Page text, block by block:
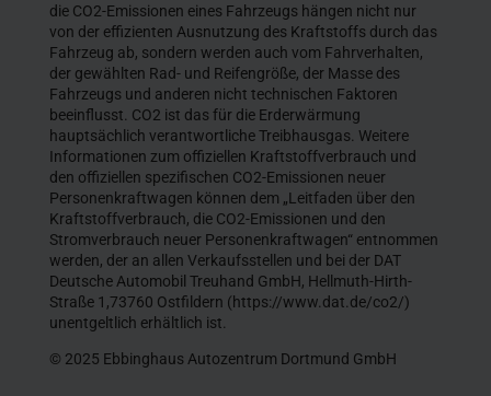
die CO2-Emissionen eines Fahrzeugs hängen nicht nur
von der effizienten Ausnutzung des Kraftstoffs durch das
Fahrzeug ab, sondern werden auch vom Fahrverhalten,
der gewählten Rad- und Reifengröße, der Masse des
Fahrzeugs und anderen nicht technischen Faktoren
beeinflusst. CO2 ist das für die Erderwärmung
hauptsächlich verantwortliche Treibhausgas. Weitere
Informationen zum offiziellen Kraftstoffverbrauch und
den offiziellen spezifischen CO2-Emissionen neuer
Personenkraftwagen können dem „Leitfaden über den
Kraftstoffverbrauch, die CO2-Emissionen und den
Stromverbrauch neuer Personenkraftwagen“ entnommen
werden, der an allen Verkaufsstellen und bei der DAT
Deutsche Automobil Treuhand GmbH, Hellmuth-Hirth-
Straße 1,73760 Ostfildern (https://www.dat.de/co2/)
unentgeltlich erhältlich ist.
© 2025 Ebbinghaus Autozentrum Dortmund GmbH